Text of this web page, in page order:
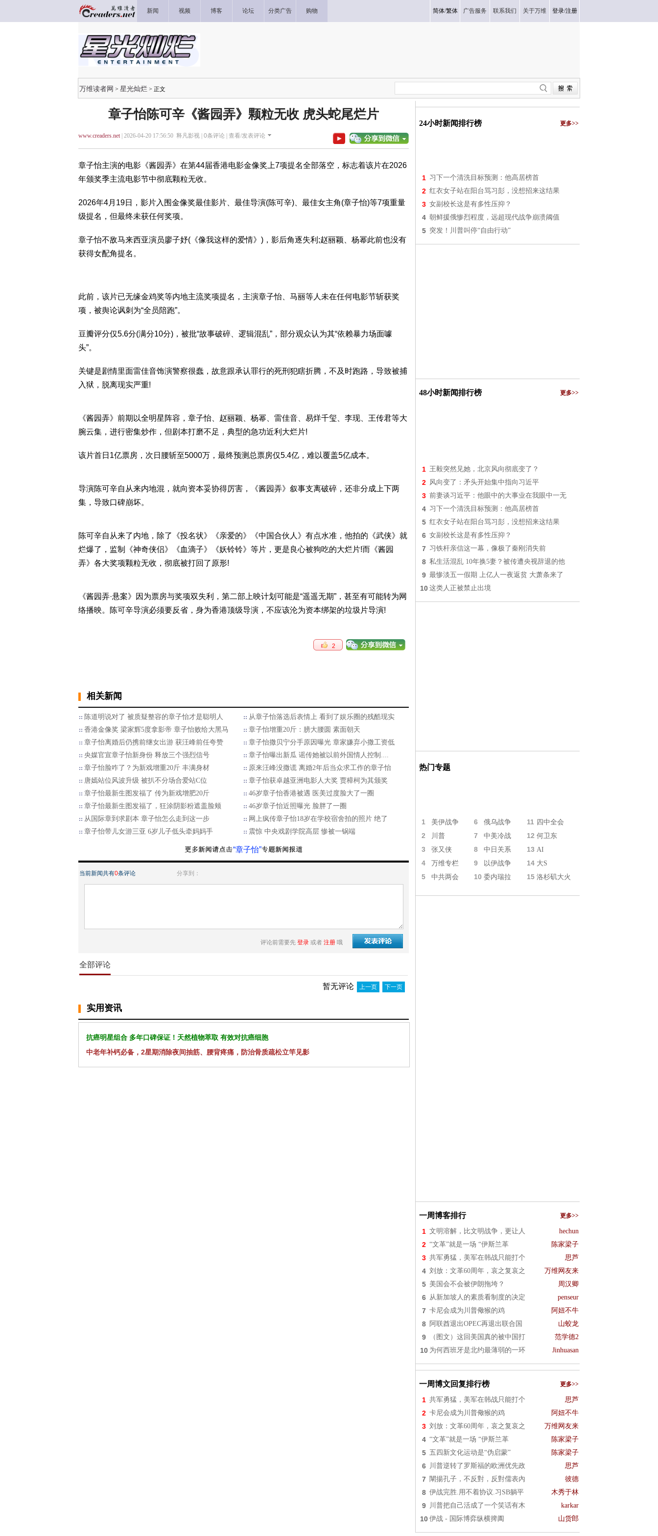
新闻 视频 博客 论坛 分类广告 购物 简体/繁体 广告服务 联系我们 关于万维 登录/注册
万维读者网 > 星光灿烂 > 正文
章子怡陈可辛《酱园弄》颗粒无收 虎头蛇尾烂片
www.creaders.net| 2026-04-20 17:56:50 释凡影视 | 0条评论 | 查看/发表评论
章子怡主演的电影《酱园弄》在第44届香港电影金像奖上7项提名全部落空，标志着该片在2026
年颁奖季主流电影节中彻底颗粒无收。
2026年4月19日，影片入围金像奖最佳影片、最佳导演(陈可辛)、最佳女主角(章子怡)等7项重量
级提名，但最终未获任何奖项。
章子怡不敌马来西亚演员廖子妤(《像我这样的爱情》)，影后角逐失利;赵丽颖、杨幂此前也没有
获得女配角提名。
此前，该片已无缘金鸡奖等内地主流奖项提名，主演章子怡、马丽等人未在任何电影节斩获奖
项，被舆论讽刺为“全员陪跑”。
豆瓣评分仅5.6分(满分10分)，被批“故事破碎、逻辑混乱”，部分观众认为其“依赖暴力场面噱
头”。
关键是剧情里面雷佳音饰演警察很蠢，故意跟承认罪行的死刑犯瞎折腾，不及时跑路，导致被捕
入狱，脱离现实严重!
《酱园弄》前期以全明星阵容，章子怡、赵丽颖、杨幂、雷佳音、易烊千玺、李现、王传君等大
腕云集，进行密集炒作，但剧本打磨不足，典型的急功近利大烂片!
该片首日1亿票房，次日腰斩至5000万，最终预测总票房仅5.4亿，难以覆盖5亿成本。
导演陈可辛自从来内地混，就向资本妥协得厉害，《酱园弄》叙事支离破碎，还非分成上下两
集，导致口碑崩坏。
陈可辛自从来了内地，除了《投名状》《亲爱的》《中国合伙人》有点水准，他拍的《武侠》就
烂爆了，监制《神奇侠侣》《血滴子》《妖铃铃》等片，更是良心被狗吃的大烂片!而《酱园
弄》各大奖项颗粒无收，彻底被打回了原形!
《酱园弄·悬案》因为票房与奖项双失利，第二部上映计划可能是“遥遥无期”，甚至有可能转为网
络播映。陈可辛导演必须要反省，身为香港顶级导演，不应该沦为资本绑架的垃圾片导演!
2
相关新闻
陈道明说对了 被质疑整容的章子怡才是聪明人
从章子怡落选后表情上 看到了娱乐圈的残酷现实
香港金像奖 梁家辉5度拿影帝 章子怡败给大黑马
章子怡增重20斤：膀大腰圆 素面朝天
章子怡离婚后仍携前继女出游 获汪峰前任夸赞
章子怡撒贝宁分手原因曝光 章家嫌弃小撒工资低
央媒官宣章子怡新身份 释放三个强烈信号
章子怡曝出新瓜 谣传她被以前外国情人控制....
章子怡脸咋了？为新戏增重20斤 丰满身材
原来汪峰没撒谎 离婚2年后当众求工作的章子怡
唐嫣站位风波升级 被扒不分场合爱站C位
章子怡获卓越亚洲电影人大奖 贾樟柯为其颁奖
章子怡最新生图发福了 传为新戏增肥20斤
46岁章子怡香港被遇 医美过度脸大了一圈
章子怡最新生图发福了，狂涂阴影粉遮盖脸颊
46岁章子怡近照曝光 脸胖了一圈
从国际章到求剧本 章子怡怎么走到这一步
网上疯传章子怡18岁在学校宿舍拍的照片 绝了
章子怡带儿女游三亚 6岁儿子低头牵妈妈手
震惊 中央戏剧学院高层 惨被一锅端
“章子怡”
当前新闻共有0条评论 分享到：
评论前需要先 登录 或者 注册 哦
全部评论
暂无评论 上一页 下一页
实用资讯
抗癌明星组合 多年口碑保证！天然植物萃取 有效对抗癌细胞
中老年补钙必备，2星期消除夜间抽筋、腰背疼痛，防治骨质疏松立竿见影
24小时新闻排行榜 更多>>
1 习下一个清洗目标预测：他高居榜首
2 红衣女子站在阳台骂习彭，没想招来这结果
3 女副校长这是有多性压抑？
4 朝鲜援俄惨烈程度，远超现代战争崩溃阈值
5 突发！川普叫停“自由行动”
48小时新闻排行榜 更多>>
1 王毅突然见她，北京风向彻底变了？
2 风向变了：矛头开始集中指向习近平
3 前妻谈习近平：他眼中的大事业在我眼中一无
4 习下一个清洗目标预测：他高居榜首
5 红衣女子站在阳台骂习彭，没想招来这结果
6 女副校长这是有多性压抑？
7 习铁杆亲信这一幕，像极了秦刚消失前
8 私生活混乱 10年换5妻？被传遭央视辞退的他
9 最惨淡五一假期 上亿人一夜返贫 大萧条来了
10 这类人正被禁止出境
热门专题
1 美伊战争 6 俄乌战争 11 四中全会
2 川普 7 中美冷战 12 何卫东
3 张又侠 8 中日关系 13 AI
4 万维专栏 9 以伊战争 14 大S
5 中共两会 10 委内瑞拉 15 洛杉矶大火
一周博客排行 更多>>
1 文明溶解，比文明战争，更让人 hechun
2 “文革”就是一场 “伊斯兰革 陈家梁子
3 共军勇猛，美军在韩战只能打个 思芦
4 刘放：文革60周年，哀之复哀之 万维网友来
5 美国会不会被伊朗拖垮？ 周汉卿
6 从新加坡人的素质看制度的决定 penseur
7 卡尼会成为川普儆猴的鸡 阿妞不牛
8 阿联酋退出OPEC再退出联合国 山蛟龙
9 （图文）这回美国真的被中国打 范学德2
10 为何西班牙是北约最薄弱的一环 Jinhuasan
一周博文回复排行榜 更多>>
1 共军勇猛，美军在韩战只能打个 思芦
2 卡尼会成为川普儆猴的鸡 阿妞不牛
3 刘放：文革60周年，哀之复哀之 万维网友来
4 “文革”就是一场 “伊斯兰革 陈家梁子
5 五四新文化运动是“伪启蒙” 陈家梁子
6 川普逆转了罗斯福的欧洲优先政 思芦
7 闡揚孔子，不反對，反對儒表內 彼德
8 伊战完胜.用不着协议.习SB躺平 木秀于林
9 川普把自己活成了一个笑话有木 karkar
10 伊战 - 国际博弈纵横捭阖 山货郎